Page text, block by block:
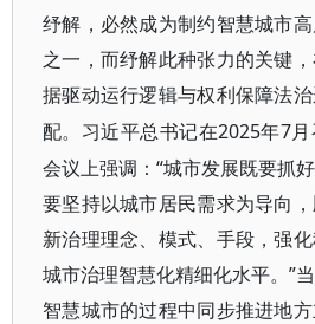
纾解，必然成为制约智慧城市
之一，而纾解此种张力的关键
据驱动运行逻辑与权利保障法
配。习近平总书记在2025年7
会议上强调：“城市发展既要抓
要坚持以城市居民需求为导向
新治理理念、模式、手段，强
城市治理智慧化精细化水平。”
智慧城市的过程中同步推进地